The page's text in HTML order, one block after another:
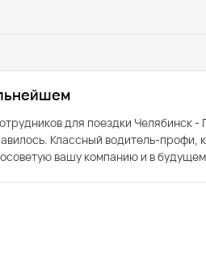
для поездки Челябинск -
Классный водитель-профи,
вашу компанию и в